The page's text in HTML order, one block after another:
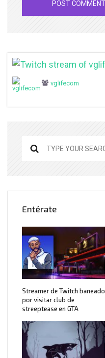
vglifecom
Entérate
Streamer de Twitch baneado
por visitar club de
streeptease en GTA